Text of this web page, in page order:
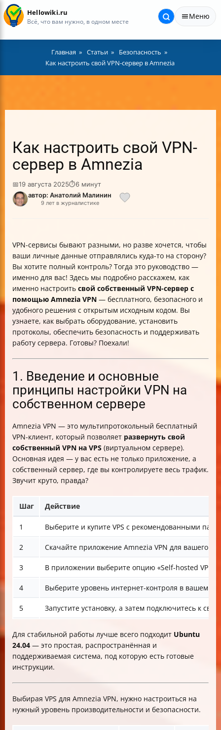
Hellowiki.ru
Всё, что вам нужно, в одном месте
Меню
Главная Статьи
Безопасность
Как настроить свой VPN-сервер в Amnezia
Как настроить свой VPN-
сервер в Amnezia
📅19 августа 2025⏱6 минут
автор: Анатолий Малинин
9 лет в журналистике
VPN-сервисы бывают разными, но разве хочется, чтобы
ваши личные данные отправлялись куда-то на сторону?
Вы хотите полный контроль? Тогда это руководство —
именно для вас! Здесь мы подробно расскажем, как
именно настроить свой собственный VPN-сервер с
помощью Amnezia VPN — бесплатного, безопасного и
удобного решения с открытым исходным кодом. Вы
узнаете, как выбрать оборудование, установить
протоколы, обеспечить безопасность и поддерживать
работу сервера. Готовы? Поехали!
1. Введение и основные
принципы настройки VPN на
собственном сервере
Amnezia VPN — это мультипротокольный бесплатный
VPN-клиент, который позволяет развернуть свой
собственный VPN на VPS (виртуальном сервере).
Основная идея — у вас есть не только приложение, а
собственный сервер, где вы контролируете весь трафик.
Звучит круто, правда?
Шаг Действие
1 Выберите и купите VPS с рекомендованными
2 Скачайте приложение Amnezia VPN для вашего
3 В приложении выберите опцию «Self-hosted VPN»
4 Выберите уровень интернет-контроля в вашем
5 Запустите установку, а затем подключитесь к
Для стабильной работы лучше всего подходит Ubuntu
24.04 — это простая, распространённая и
поддерживаемая система, под которую есть готовые
инструкции.
Выбирая VPS для Amnezia VPN, нужно настроиться на
нужный уровень производительности и безопасности.